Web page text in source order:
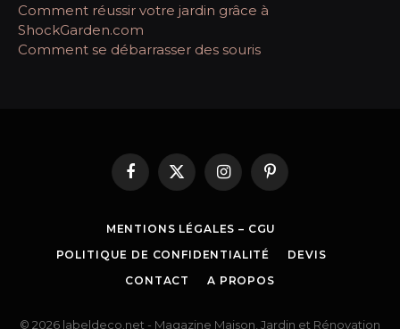
Comment réussir votre jardin grâce à
ShockGarden.com
Comment se débarrasser des souris
Facebook
X
(Twitter)
InstagramPinterest
MENTIONS LÉGALES – CGU
POLITIQUE DE CONFIDENTIALITÉ
DEVIS
CONTACT
A PROPOS
© 2026 labeldeco.net - Magazine Maison, Jardin et Rénovation